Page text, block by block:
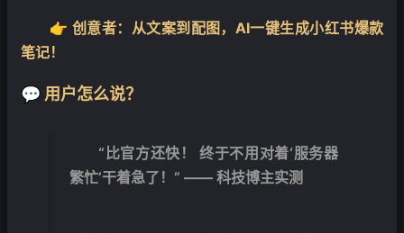
👉 创意者：从文案到配图，AI一键生成小红书爆款
笔记！
💬 用户怎么说？
“ 比官方还快！
终于不用对着‘服务器
繁忙’干着急了！” —— 科技博主实测